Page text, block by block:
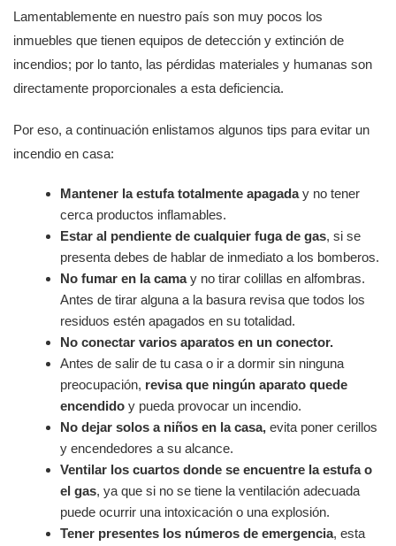
Lamentablemente en nuestro país son muy pocos los
inmuebles que tienen equipos de detección y extinción de
incendios; por lo tanto, las pérdidas materiales y humanas son
directamente proporcionales a esta deficiencia.
Por eso, a continuación enlistamos algunos tips para evitar un
incendio en casa:
Mantener la estufa totalmente apagaday no tener
cerca productos inflamables.
Estar al pendiente de cualquier fuga de gas, si se
presenta debes de hablar de inmediato a los bomberos.
No fumar en la camay no tirar colillas en alfombras.
Antes de tirar alguna a la basura revisa que todos los
residuos estén apagados en su totalidad.
No conectar varios aparatos en un conector.
Antes de salir de tu casa o ir a dormir sin ninguna
preocupación, revisa que ningún aparato quede
encendido y pueda provocar un incendio.
No dejar solos a niños en la casa, evita poner cerillos
y encendedores a su alcance.
Ventilar los cuartos donde se encuentre la estufa o
el gas, ya que si no se tiene la ventilación adecuada
puede ocurrir una intoxicación o una explosión.
Tener presentes los números de emergencia, esta